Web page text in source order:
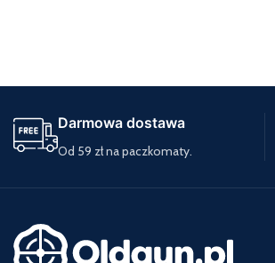
Darmowa dostawa
Od 59 zł na paczkomaty.